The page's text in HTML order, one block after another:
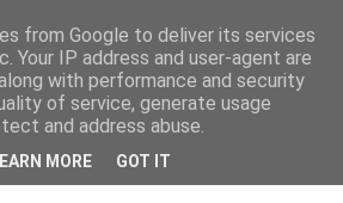
prepara alla magia del “Concerto all’Alba”
Milazzo Shopping & Food: proposte anti-
from Google to deliver its services
Your IP address and user-agent are
with performance and security
of service, generate usage
and address abuse.
MORE GOT IT